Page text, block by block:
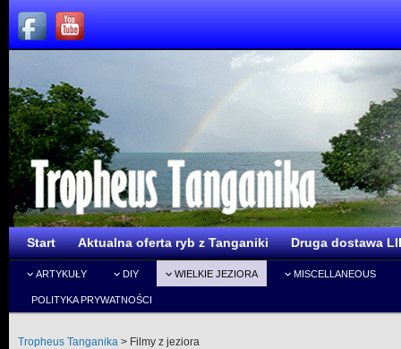
Start Aktualna oferta ryb z Tanganiki Druga dostawa
ARTYKUŁY DIY WIELKIE JEZIORA MISCELLANEOUS
POLITYKA PRYWATNOŚCI
Tropheus Tanganika > Filmy z jeziora